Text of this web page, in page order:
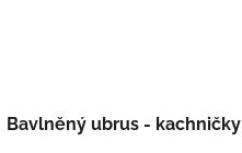
Bavlněný ubrus - kachničky